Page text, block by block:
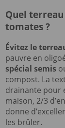
Quel
tomates ?
Évitez le
pauvre en
spécial semis
compost. La
drainante pour
maison, 2/3
donne
les brûler.